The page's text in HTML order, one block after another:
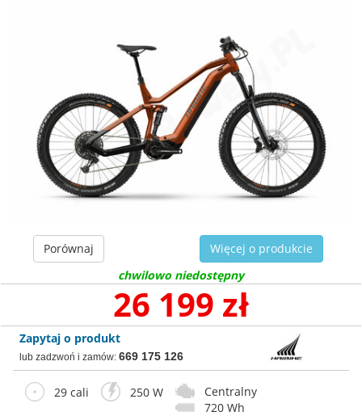
Porównaj
Więcej o produkcie
chwilowo niedostępny
26 199 zł
Zapytaj o produkt
lub zadzwoń i zamów: 669 175 126
29 cali 250 W
Centralny
720 Wh